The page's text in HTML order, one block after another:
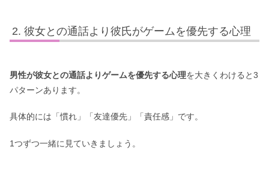
彼女との通話より彼氏がゲームを優先する心理
男性が彼女との通話よりゲームを優先する心理を大きくわけると3
パターンあります。
具体的には「慣れ」「友達優先」「責任感」です。
1つずつ一緒に見ていきましょう。